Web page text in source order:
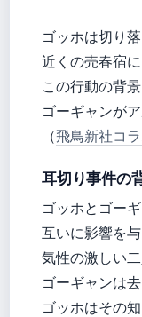
ゴッホは切り
近くの売春宿
この行動の背景
ゴーギャンが
（飛鳥新社コ
耳切り事件の
ゴッホとゴー
互いに影響を
気性の激しい
ゴーギャンは
ゴッホはその